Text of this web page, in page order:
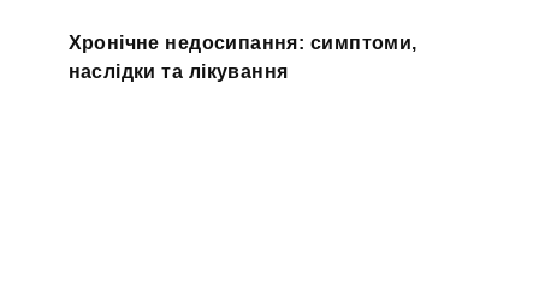
Хронічне недосипання: симптоми,
наслідки та лікування